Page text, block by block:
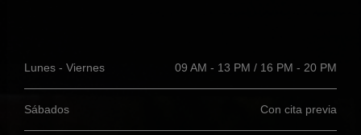
Lunes - Viernes 09 AM - 13 PM / 16 PM - 20 PM
Sábados Con cita previa